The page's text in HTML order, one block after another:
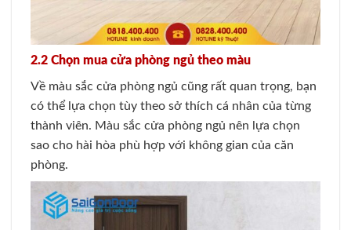
2.2 Chọn mua cửa phòng ngủ theo màu
Về màu sắc cửa phòng ngủ cũng rất quan trọng, bạn
có thể lựa chọn tùy theo sở thích cá nhân của từng
thành viên. Màu sắc cửa phòng ngủ nên lựa chọn
sao cho hài hòa phù hợp với không gian của căn
phòng.